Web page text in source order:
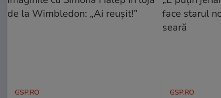
GSP.RO GSP.RO